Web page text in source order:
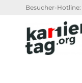
Besucher-Hotline: